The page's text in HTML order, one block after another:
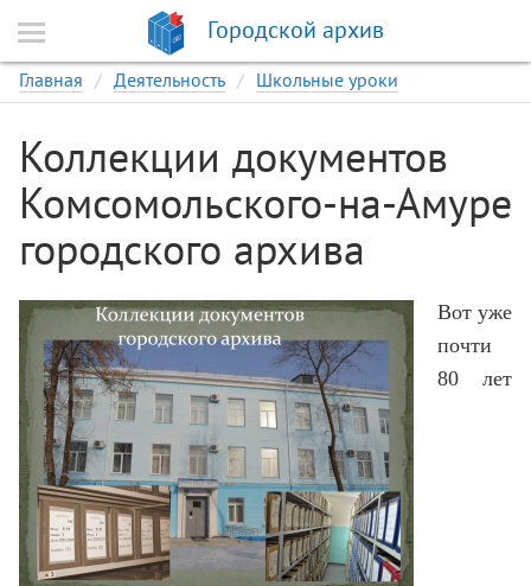
Городской архив
Главная Деятельность Школьные уроки
Коллекции документов
Комсомольского-на-Амуре
городского архива
Вот уже
почти
80 лет